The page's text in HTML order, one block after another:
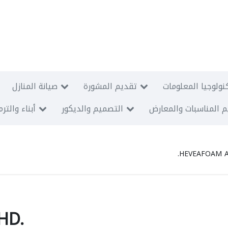
صيانة المنازل تقديم المشورة
المعلومات
أبناء
التصميم والديكور المناسبات والمعارض
HEVEAFOAM